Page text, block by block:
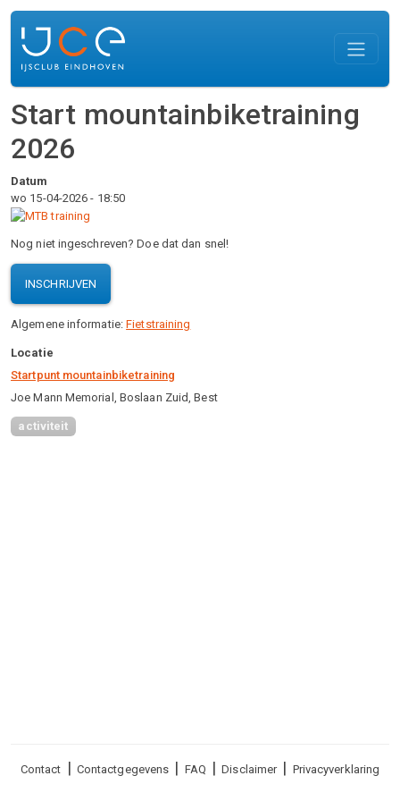
Overslaan en naar de inhoud gaan
Start mountainbiketraining
2026
Datum
wo 15-04-2026 - 18:50
Nog niet ingeschreven? Doe dat dan snel!
INSCHRIJVEN
Algemene informatie:Fietstraining
Locatie
Startpunt mountainbiketraining
Joe Mann Memorial, Boslaan Zuid, Best
activiteit
Voet
Contact Contactgegevens FAQ Disclaimer Privacyverklaring